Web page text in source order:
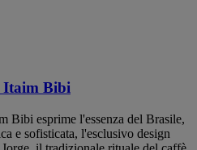
Itaim Bibi
Bibi esprime l'essenza del Brasile,
e sofisticata, l'esclusivo design